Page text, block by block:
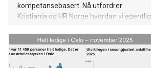
kompetansebasert. Nå utfordrer
Kristiania og HR Norge hvordan vi egentlig